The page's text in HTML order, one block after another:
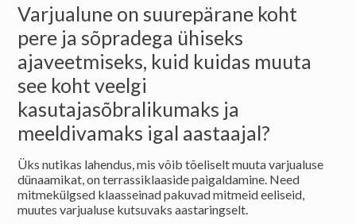
Varjualune on suurepärane koht
pere ja sõpradega ühiseks
ajaveetmiseks, kuid kuidas muuta
see koht veelgi
kasutajasõbralikumaks ja
meeldivamaks igal aastaajal?
Üks nutikas lahendus, mis võib tõeliselt muuta varjualuse
dünaamikat, on terrassiklaaside paigaldamine. Need
mitmekülgsed klaasseinad pakuvad mitmeid eeliseid,
muutes varjualuse kutsuvaks aastaringselt.